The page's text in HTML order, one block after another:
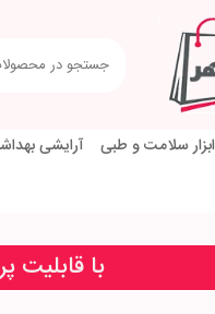
ابزار سلامت و طبی آرایشی
با